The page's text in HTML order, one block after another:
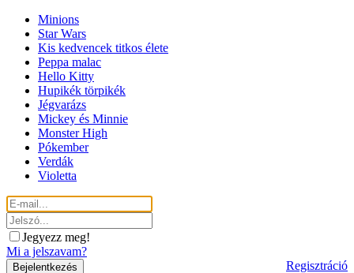
Minions
Star Wars
Kis kedvencek titkos élete
Peppa malac
Hello Kitty
Hupikék törpikék
Jégvarázs
Mickey és Minnie
Monster High
Pókember
Verdák
Violetta
Jegyezz meg!
Mi a jelszavam?
Regisztráció